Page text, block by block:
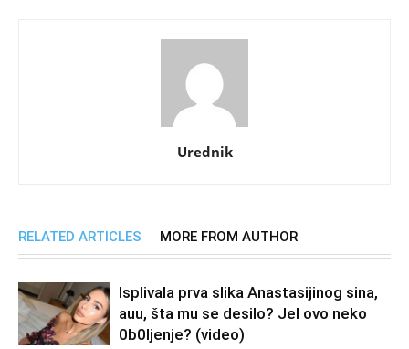
Urednik
RELATED ARTICLES MORE FROM AUTHOR
Isplivala prva slika Anastasijinog sina,
auu, šta mu se desilo? Jel ovo neko
0b0Ijenje? (video)